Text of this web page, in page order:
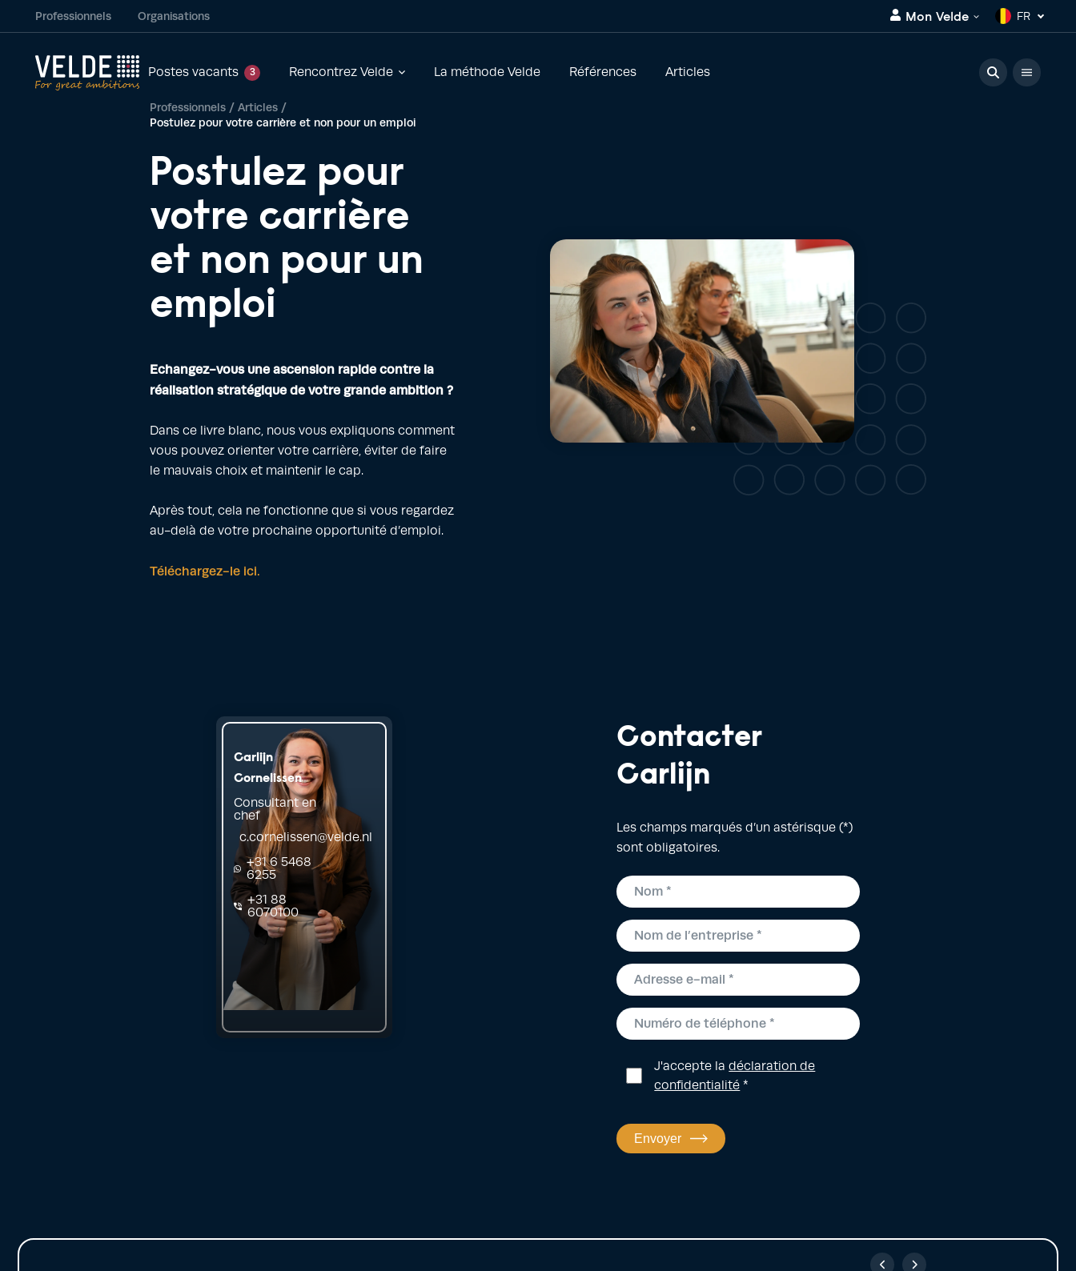
Professionnels Organisations Mon Velde FR
Postes vacants 3 Rencontrez Velde La méthode Velde Références Articles
Professionnels / Articles /
Postulez pour votre carrière et non pour un emploi
Postulez pour
votre carrière
et non pour un
emploi
Echangez-vous une ascension rapide contre la
réalisation stratégique de votre grande ambition ?
Dans ce livre blanc, nous vous expliquons comment
vous pouvez orienter votre carrière, éviter de faire
le mauvais choix et maintenir le cap.
Après tout, cela ne fonctionne que si vous regardez
au-delà de votre prochaine opportunité d’emploi.
Téléchargez-le ici.
Carlijn
Cornelissen
Consultant en
chef
c.cornelissen@velde.nl
+31 6 5468
6255
+31 88
6070100
Contacter
Carlijn
Les champs marqués d’un astérisque (*)
sont obligatoires.
J'accepte ladéclaration de
confidentialité *
Envoyer